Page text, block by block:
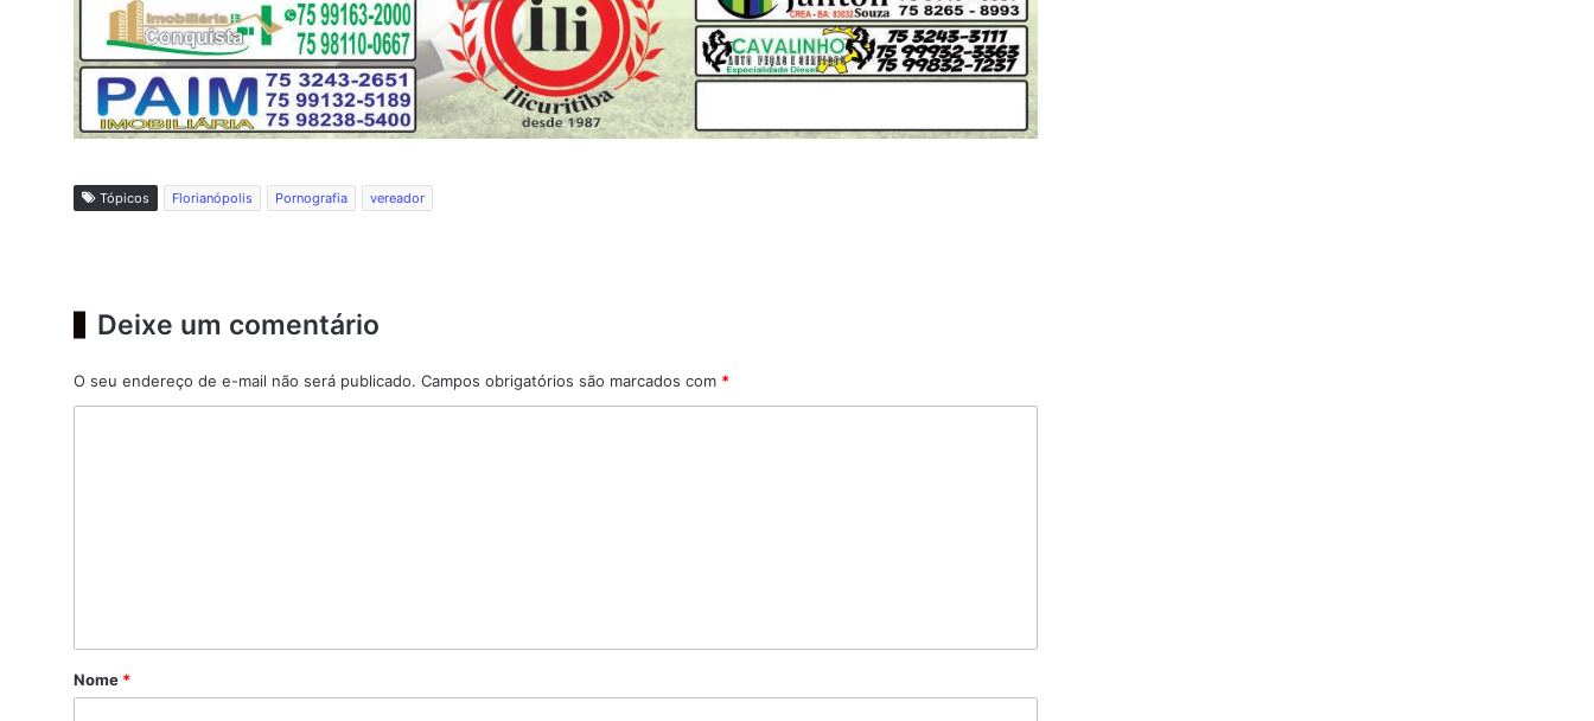
Tópicos Florianópolis Pornografia vereador
Deixe um comentário
O seu endereço de e-mail não será publicado. Campos obrigatórios são marcados com *
r
Nome *